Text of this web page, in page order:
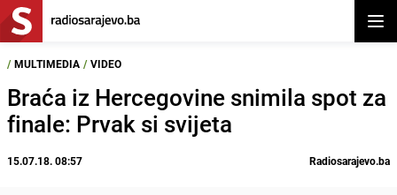
/ MULTIMEDIA / VIDEO
Braća iz Hercegovine snimila spot za
finale: Prvak si svijeta
15.07.18. 08:57 Radiosarajevo.ba